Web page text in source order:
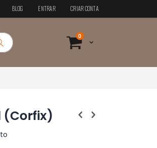
BLOG ENTRAR CRIAR CONTA
Cart
0 itens
(Corfix)